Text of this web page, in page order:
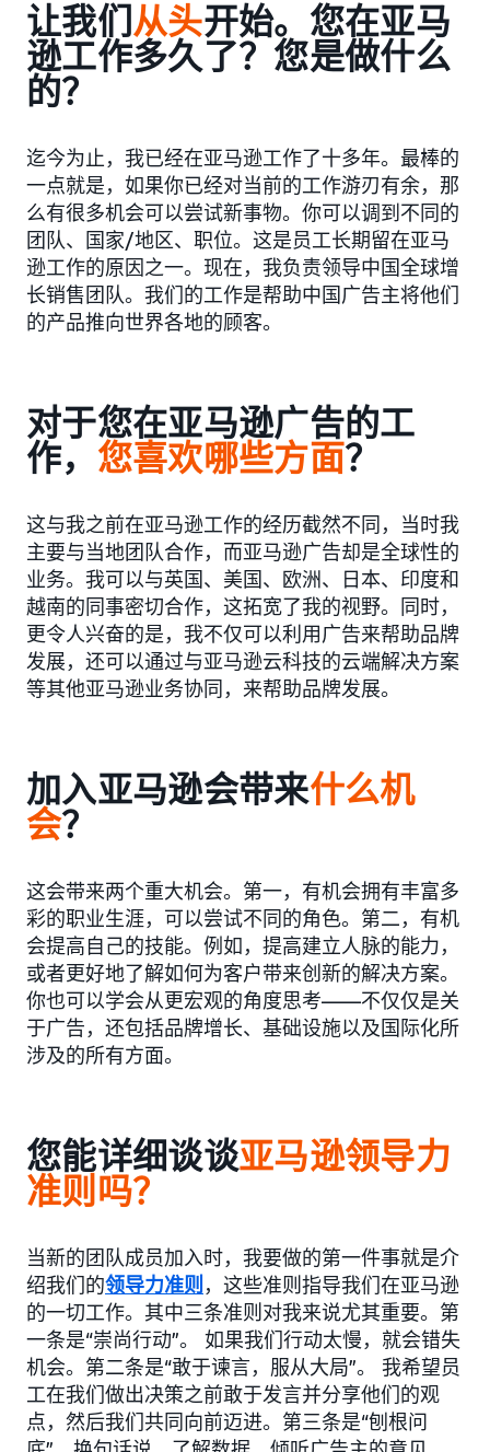
让我们从头开始。您在亚马
逊工作多久了？您是做什么
的？
迄今为止，我已经在亚马逊工作了十多年。最棒的
一点就是，如果你已经对当前的工作游刃有余，那
么有很多机会可以尝试新事物。你可以调到不同的
团队、国家/地区、职位。这是员工长期留在亚马
逊工作的原因之一。现在，我负责领导中国全球增
长销售团队。我们的工作是帮助中国广告主将他们
的产品推向世界各地的顾客。
对于您在亚马逊广告的工
作， 您喜欢哪些方面？
这与我之前在亚马逊工作的经历截然不同，当时我
主要与当地团队合作，而亚马逊广告却是全球性的
业务。我可以与英国、美国、欧洲、日本、印度和
越南的同事密切合作，这拓宽了我的视野。同时，
更令人兴奋的是，我不仅可以利用广告来帮助品牌
发展，还可以通过与亚马逊云科技的云端解决方案
等其他亚马逊业务协同，来帮助品牌发展。
加入亚马逊会带来什么机
会？
这会带来两个重大机会。第一，有机会拥有丰富多
彩的职业生涯，可以尝试不同的角色。第二，有机
会提高自己的技能。例如，提高建立人脉的能力，
或者更好地了解如何为客户带来创新的解决方案。
你也可以学会从更宏观的角度思考——不仅仅是关
于广告，还包括品牌增长、基础设施以及国际化所
涉及的所有方面。
您能详细谈谈亚马逊领导力
准则吗？
当新的团队成员加入时，我要做的第一件事就是介
绍我们的领导力准则 ，这些准则指导我们在亚马逊
的一切工作。其中三条准则对我来说尤其重要。第
一条是“崇尚行动”。 如果我们行动太慢，就会错失
机会。第二条是“敢于谏言，服从大局”。 我希望员
工在我们做出决策之前敢于发言并分享他们的观
点，然后我们共同向前迈进。第三条是“刨根问